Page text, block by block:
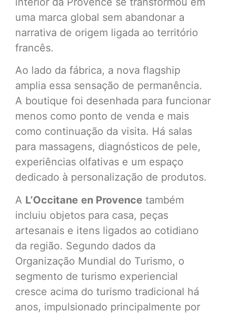
uma marca global sem abandonar a
narrativa de origem ligada ao território
francês.
Ao lado da fábrica, a nova flagship
amplia essa sensação de permanência.
A boutique foi desenhada para funcionar
menos como ponto de venda e mais
como continuação da visita. Há salas
para massagens, diagnósticos de pele,
experiências olfativas e um espaço
dedicado à personalização de produtos.
A L’Occitane en Provence também
incluiu objetos para casa, peças
artesanais e itens ligados ao cotidiano
da região. Segundo dados da
Organização Mundial do Turismo, o
segmento de turismo experiencial
cresce acima do turismo tradicional há
anos, impulsionado principalmente por